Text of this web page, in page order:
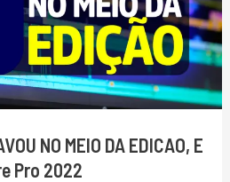
NO MEIO DA EDICAO, E
Pro 2022